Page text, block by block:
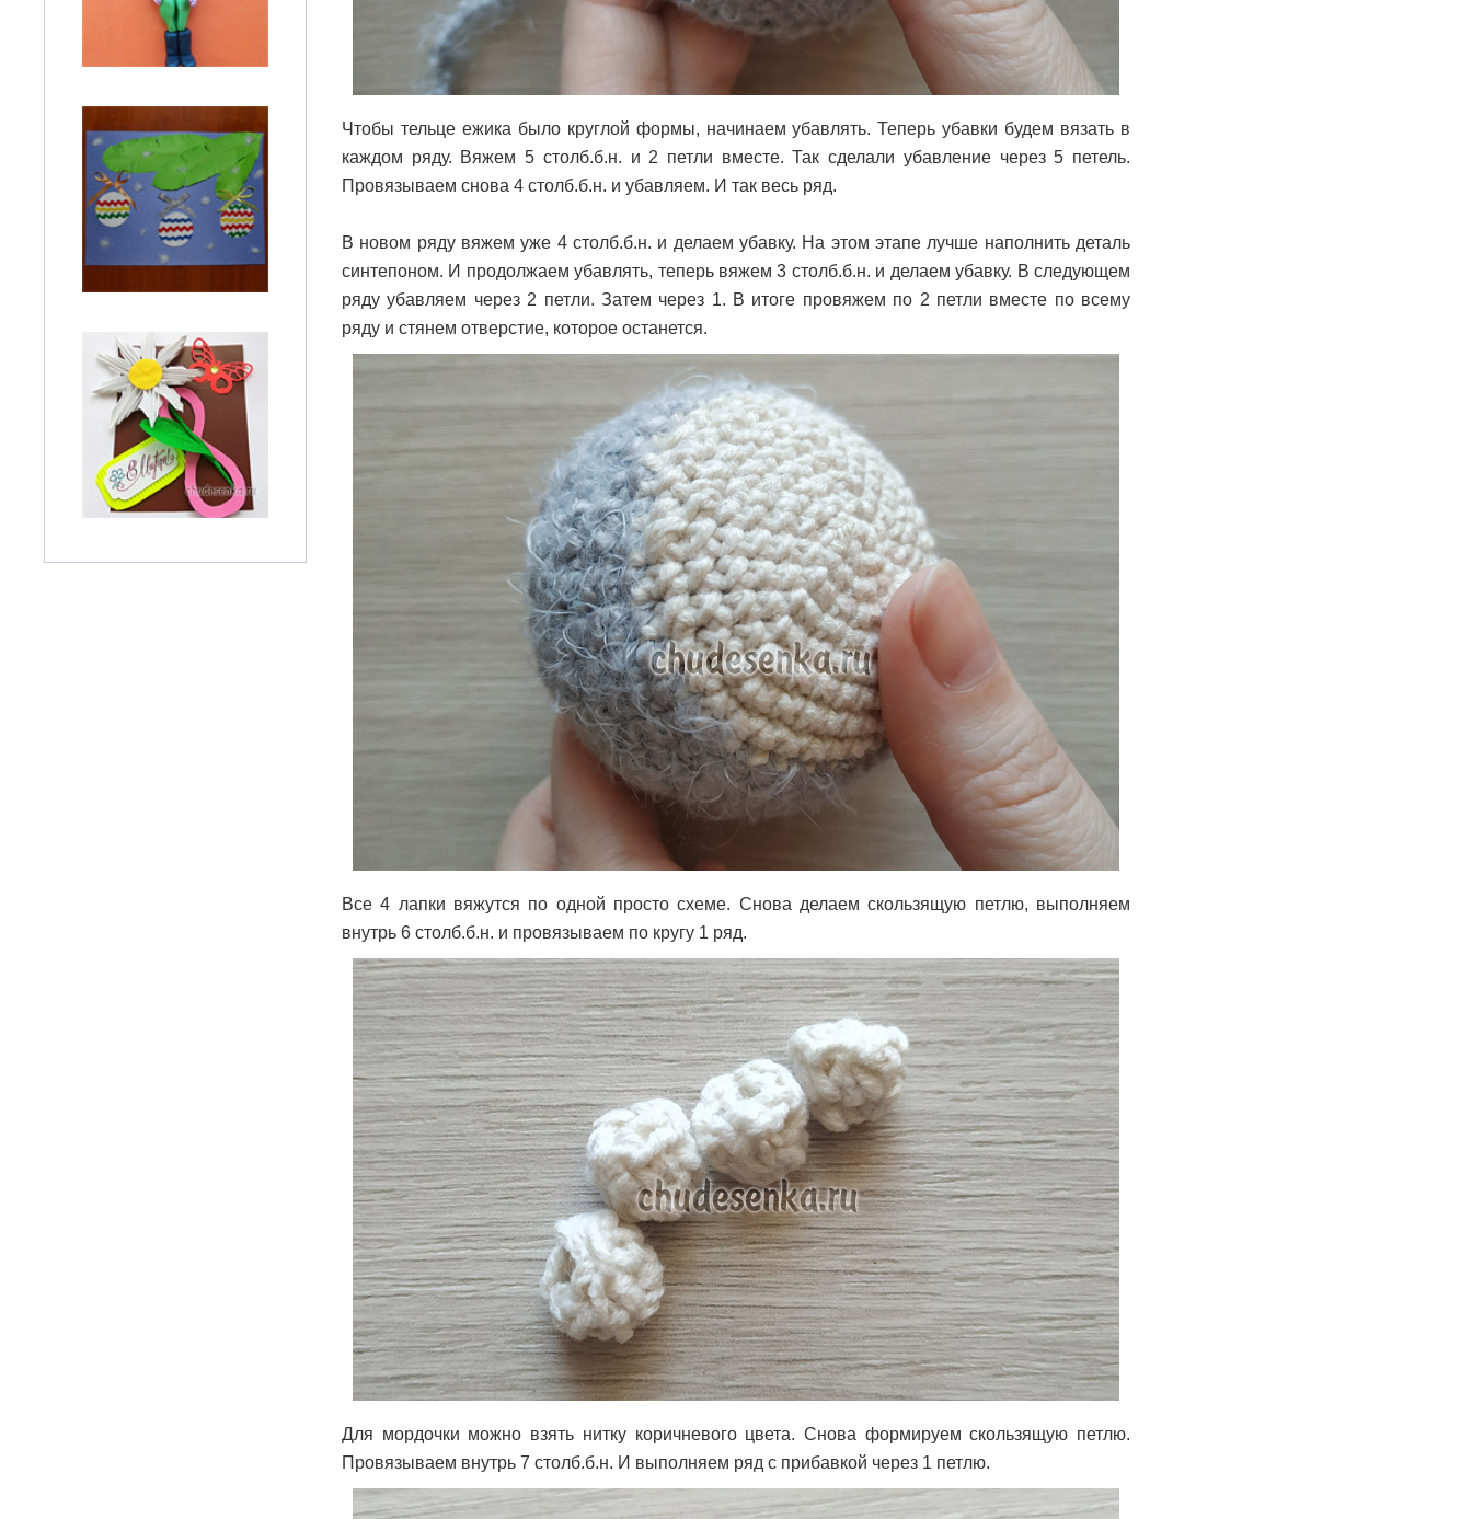
Чтобы тельце ежика было круглой формы, начинаем убавлять. Теперь убавки будем вязать в
каждом ряду. Вяжем 5 столб.б.н. и 2 петли вместе. Так сделали убавление через 5 петель.
Провязываем снова 4 столб.б.н. и убавляем. И так весь ряд.
В новом ряду вяжем уже 4 столб.б.н. и делаем убавку. На этом этапе лучше наполнить деталь
синтепоном. И продолжаем убавлять, теперь вяжем 3 столб.б.н. и делаем убавку. В следующем
ряду убавляем через 2 петли. Затем через 1. В итоге провяжем по 2 петли вместе по всему
ряду и стянем отверстие, которое останется.
Все 4 лапки вяжутся по одной просто схеме. Снова делаем скользящую петлю, выполняем
внутрь 6 столб.б.н. и провязываем по кругу 1 ряд.
Для мордочки можно взять нитку коричневого цвета. Снова формируем скользящую петлю.
Провязываем внутрь 7 столб.б.н. И выполняем ряд с прибавкой через 1 петлю.